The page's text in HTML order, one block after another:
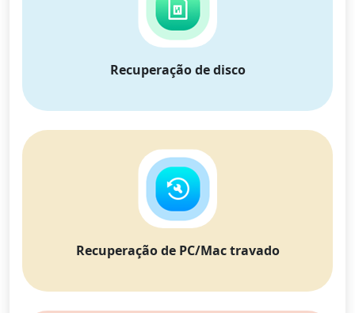
Recuperação de disco
Recuperação de PC/Mac travado